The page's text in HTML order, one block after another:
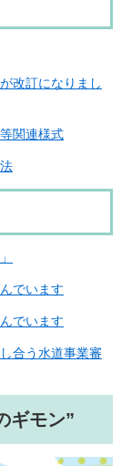
改訂になりまし
関連様式
でいます
でいます
合う水道事業審
ギモン”